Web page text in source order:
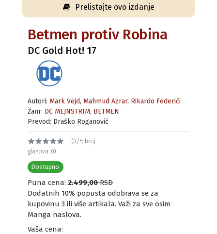
Prelistajte ovo izdanje
Betmen protiv Robina
DC Gold Hot! 17
Autori: Mark Vejd, Mahmud Azrar, Rikardo Federiči
Žanr: DC MEJNSTRIM, BETMEN
Prevod: Draško Roganović
(0/5; broj
glasova: 0)
Dostupno
Puna cena: 2.499,00RSD
Dodatnih 10% popusta odobrava se za
kupovinu 3 ili više artikala. Važi za sve osim
Manga naslova.
Vaša cena: